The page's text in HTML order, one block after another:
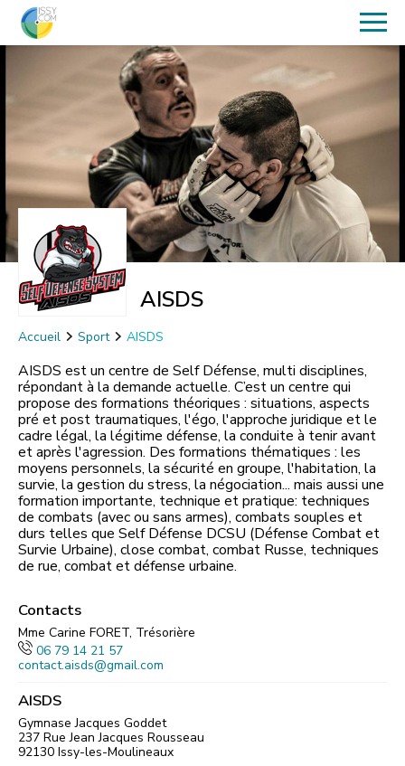
AISDS
Accueil Sport AISDS
AISDS est un centre de Self Défense, multi disciplines,
répondant à la demande actuelle. C’est un centre qui
propose des formations théoriques : situations, aspects
pré et post traumatiques, l'égo, l'approche juridique et le
cadre légal, la légitime défense, la conduite à tenir avant
et après l'agression. Des formations thématiques : les
moyens personnels, la sécurité en groupe, l'habitation, la
survie, la gestion du stress, la négociation... mais aussi une
formation importante, technique et pratique: techniques
de combats (avec ou sans armes), combats souples et
durs telles que Self Défense DCSU (Défense Combat et
Survie Urbaine), close combat, combat Russe, techniques
de rue, combat et défense urbaine.
Contacts
Mme Carine FORET, Trésorière
06 79 14 21 57
contact.aisds@gmail.com
AISDS
Gymnase Jacques Goddet
237 Rue Jean Jacques Rousseau
92130 Issy-les-Moulineaux